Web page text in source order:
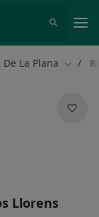
La Plana
Llorens